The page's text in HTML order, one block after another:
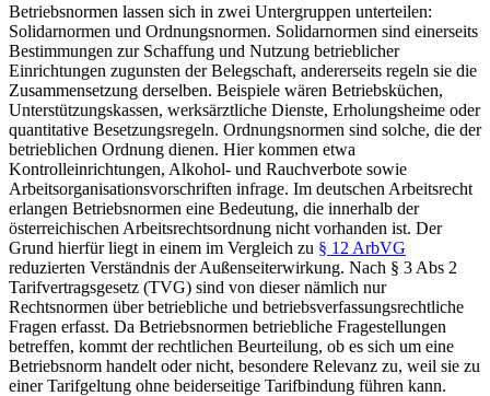
Betriebsnormen lassen sich in zwei Untergruppen unterteilen:
Solidarnormen und Ordnungsnormen. Solidarnormen sind einerseits
Bestimmungen zur Schaffung und Nutzung betrieblicher
Einrichtungen zugunsten der Belegschaft, andererseits regeln sie die
Zusammensetzung derselben. Beispiele wären Betriebsküchen,
Unterstützungskassen, werksärztliche Dienste, Erholungsheime oder
quantitative Besetzungsregeln. Ordnungsnormen sind solche, die der
betrieblichen Ordnung dienen. Hier kommen etwa
Kontrolleinrichtungen, Alkohol- und Rauchverbote sowie
Arbeitsorganisationsvorschriften infrage. Im deutschen Arbeitsrecht
erlangen Betriebsnormen eine Bedeutung, die innerhalb der
österreichischen Arbeitsrechtsordnung nicht vorhanden ist. Der
Grund hierfür liegt in einem im Vergleich zu § 12 ArbVG
reduzierten Verständnis der Außenseiterwirkung. Nach § 3 Abs 2
Tarifvertragsgesetz (TVG) sind von dieser nämlich nur
Rechtsnormen über betriebliche und betriebsverfassungsrechtliche
Fragen erfasst. Da Betriebsnormen betriebliche Fragestellungen
betreffen, kommt der rechtlichen Beurteilung, ob es sich um eine
Betriebsnorm handelt oder nicht, besondere Relevanz zu, weil sie zu
einer Tarifgeltung ohne beiderseitige Tarifbindung führen kann.